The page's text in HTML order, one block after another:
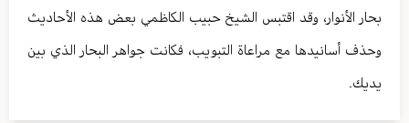
بحار الأنوار، وقد اقتبس الشيخ حبيب الكاظمي بعض هذه الأحاديث
وحذف أسانيدها مع مراعاة التبويب، فكانت جواهر البحار الذي بين
يديك.